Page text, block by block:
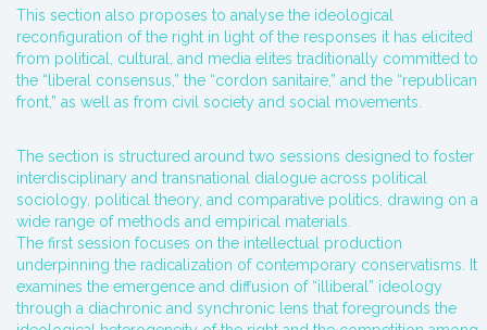
This section also proposes to analyse the ideological
reconfiguration of the right in light of the responses it has elicited
from political, cultural, and media elites traditionally committed to
the “liberal consensus,” the “cordon sanitaire,” and the “republican
front,” as well as from civil society and social movements.
The section is structured around two sessions designed to foster
interdisciplinary and transnational dialogue across political
sociology, political theory, and comparative politics, drawing on a
wide range of methods and empirical materials.
The first session focuses on the intellectual production
underpinning the radicalization of contemporary conservatisms. It
examines the emergence and diffusion of “illiberal” ideology
through a diachronic and synchronic lens that foregrounds the